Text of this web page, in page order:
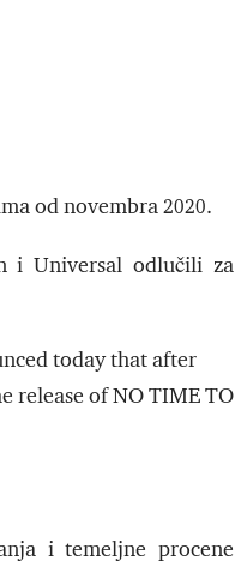
od novembra 2020.
i Universal odlučili za
today that after
release of NO TIME TO
i temeljne procene